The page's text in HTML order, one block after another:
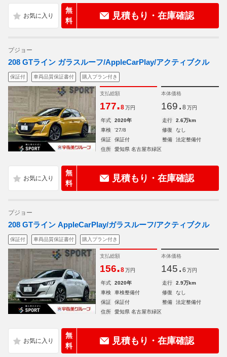
無
料
見積もり・在庫確認
プジョー
208 GTライン ガラスルーフ/AppleCarPlay/アクティブクル
保証付 車両品質保証書付 購入プラン付き
支払総額
177.8 万円
本体価格
169. 8 万円
年式 2020年 走行
2.6万km
車検
'27/8 修復
なし
保証
保証付 整備
法定整備付
住所
愛知県 名古屋市緑区
無
料
見積もり・在庫確認
プジョー
208 GTライン AppleCarPlay/ガラスルーフ/アクティブクル
保証付 車両品質保証書付 購入プラン付き
支払総額
156.8 万円
本体価格
145. 6 万円
年式 2020年 走行
2.9万km
車検
車検整備付 修復
なし
保証
保証付 整備
法定整備付
住所
愛知県 名古屋市緑区
無
料
見積もり・在庫確認